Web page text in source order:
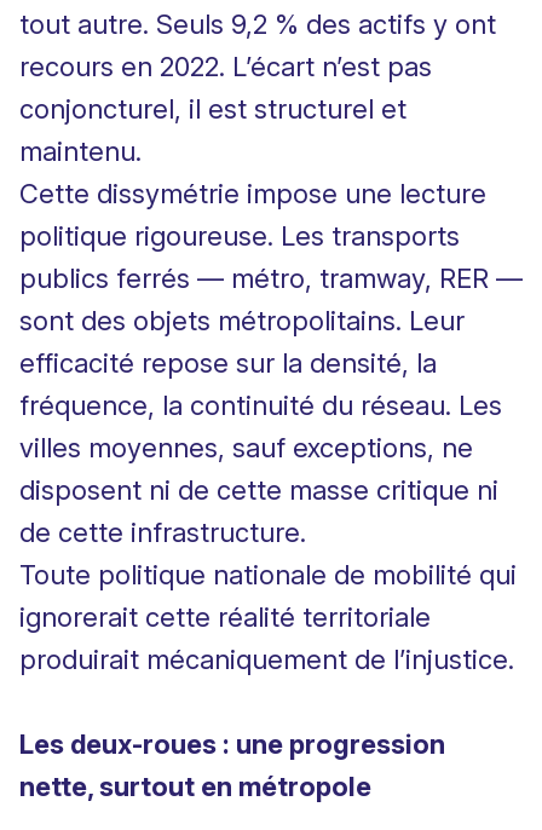
tout autre. Seuls 9,2 % des actifs y ont
recours en 2022. L’écart n’est pas
conjoncturel, il est structurel et
maintenu.
Cette dissymétrie impose une lecture
politique rigoureuse. Les transports
publics ferrés — métro, tramway, RER —
sont des objets métropolitains. Leur
efficacité repose sur la densité, la
fréquence, la continuité du réseau. Les
villes moyennes, sauf exceptions, ne
disposent ni de cette masse critique ni
de cette infrastructure.
Toute politique nationale de mobilité qui
ignorerait cette réalité territoriale
produirait mécaniquement de l’injustice.
Les deux-roues : une progression
nette, surtout en métropole